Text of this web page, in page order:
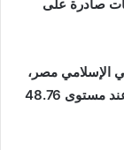
بيانات صادرة على
الإسلامي مصر،
وبنك قناة السويس، البنك الأهلي الكويتي مصر عند مستوى 48.76